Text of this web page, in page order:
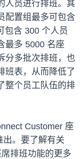
人员进行排班。其
配置组最多可包含
包含 300 个人员
最多 5000 名座
分多批次排班，也
班表，从而降低了
整个员工队伍的排
Customer 座
出。要了解有关
排班功能的更多